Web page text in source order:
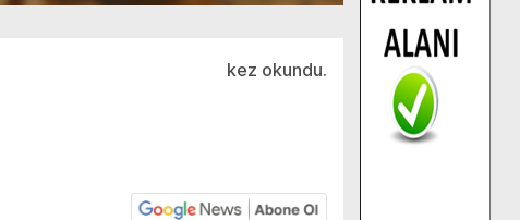
kez okundu.